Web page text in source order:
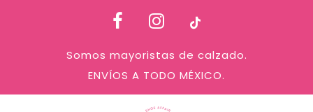
Somos mayoristas de calzado.
ENVÍOS A TODO MÉXICO.